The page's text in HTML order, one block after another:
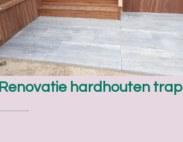
Renovatie hardhouten trap